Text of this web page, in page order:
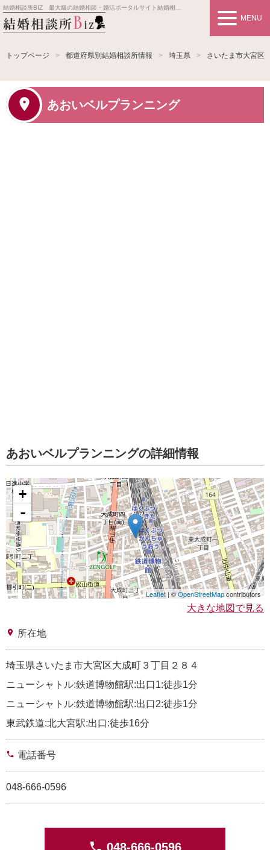
結婚相談所BIZ 最大級の結婚相談・婚活ポータルサイト結婚相談所事業者情報や婚活お見合いの悩み、対策を紹介します。
MENU
トップページ 都道府県別結婚相談所情報 埼玉県 さいたま市大宮区
あおいベルプランニング
あおいベルプランニングの詳細情報
+
-
Leaflet | ©OpenStreetMapcontributors
大きな地図で見る
place 所在地
埼玉県さいたま市大宮区大成町３丁目２８４
ニューシャトル:鉄道博物館駅:出口1:徒歩1分
ニューシャトル:鉄道博物館駅:出口2:徒歩1分
東武鉄道:北大宮駅:出口:徒歩16分
phone 電話番号
048-666-0596
phone 048-666-0596